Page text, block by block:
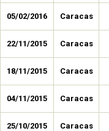
05/02/2016 Caracas
22/11/2015 Caracas
18/11/2015 Caracas
04/11/2015 Caracas
25/10/2015 Caracas